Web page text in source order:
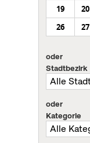
19
20
26
27
oder
Stadtbezirk
oder
Kategorie